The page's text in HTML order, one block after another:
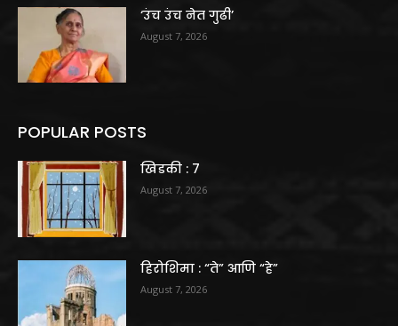
‘उंच उंच नेत गुढी’
August 7, 2026
POPULAR POSTS
खिडकी : 7
August 7, 2026
हिरोशिमा : “ते” आणि “हे”
August 7, 2026